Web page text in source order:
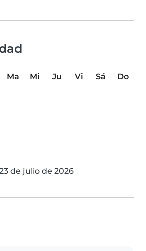
Ma Mi Ju Vi Sá
Do
de julio de 2026